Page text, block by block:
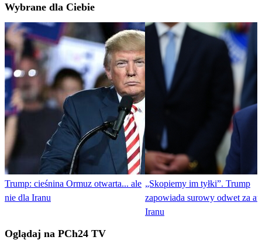
Wybrane dla Ciebie
Trump: cieśnina Ormuz otwarta... ale
nie dla Iranu
„Skopiemy im tyłki”. Trump
zapowiada surowy odwet za
Iranu
Oglądaj na PCh24 TV